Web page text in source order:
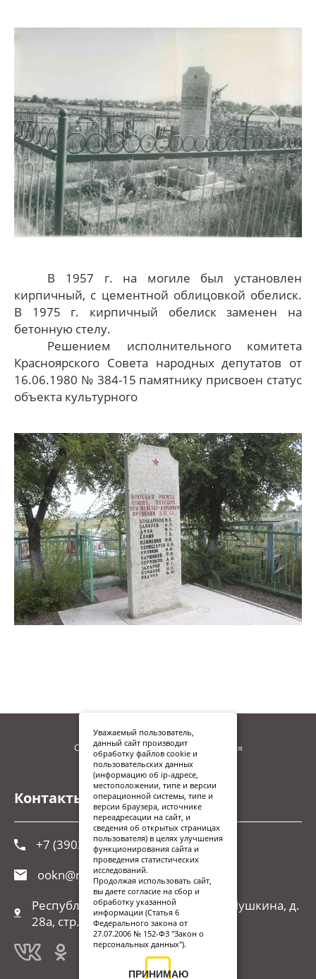
В 1957 г. на могиле был установлен
кирпичный, с цементной облицовкой обелиск.
В 1975 г. кирпичный обелиск заменен на
бетонную стелу.
Решением исполнительного комитета
Красноярского Совета народных депутатов от
16.06.1980 № 384-15 памятнику присвоен статус
объекта культурного
Сайт находится в процессе наполнения
Контакты
+7 (3902) 248-026
ookn@r-19.ru
Республика Хакасия, г. Абакан, ул.Пушкина, д.
28а, стр. 1
Уважаемый пользователь,
данный сайт производит
обработку файлов cookie и
пользовательских данных
(информацию об ip-адресе,
местоположении, типе и версии
операционной системы, типе и
версии браузера, источнике
переадресации на сайт, и
сведения об открытых страницах
пользователя) в целях улучшения
функционирования сайта и
проведения статистических
исследований.
Продолжая использовать сайт,
вы даете согласие на сбор и
обработку указанной
информации (Статья 6
Федерального закона от
27.07.2006 № 152-ФЗ "Закон о
персональных данных").
ПРИНИМАЮ